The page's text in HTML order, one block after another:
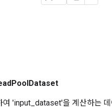
여 'input_dataset'을 계산하는